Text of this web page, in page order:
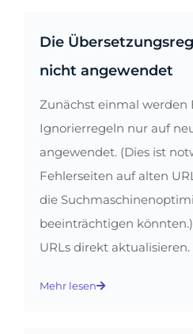
Die
nicht angewendet
Zunächst einmal werden
Ignorierregeln nur auf
angewendet. (Dies ist
Fehlerseiten auf alten
die
beeinträchtigen
URLs direkt aktualisieren.
Mehr lesen